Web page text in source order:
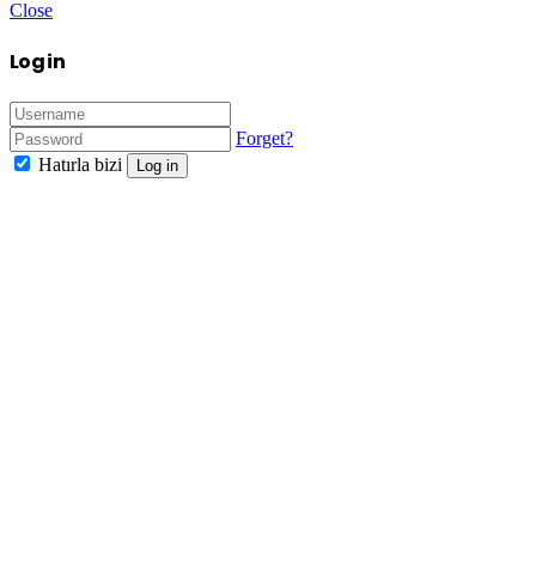
Close
Log in
Forget?
Hatırla bizi
Log in